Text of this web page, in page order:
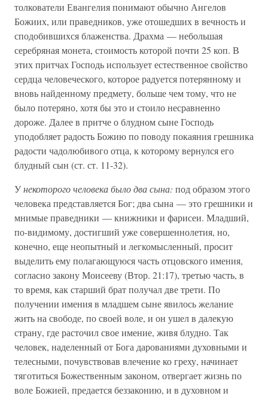
толкователи Евангелия понимают обычно Ангелов
Божиих, или праведников, уже отошедших в вечность и
сподобившихся блаженства. Драхма — небольшая
серебряная монета, стоимость которой почти 25 коп. В
этих притчах Господь использует естественное свойство
сердца человеческого, которое радуется потерянному и
вновь найденному предмету, больше чем тому, что не
было потеряно, хотя бы это и стоило несравненно
дороже. Далее в притче о блудном сыне Господь
уподобляет радость Божию по поводу покаяния грешника
радости чадолюбивого отца, к которому вернулся его
блудный сын (ст. ст. 11-32).
Унекоторого человека было два сына: под образом этого
человека представляется Бог; два сына — это грешники и
мнимые праведники — книжники и фарисеи. Младший,
по-видимому, достигший уже совершеннолетия, но,
конечно, еще неопытный и легкомысленный, просит
выделить ему полагающуюся часть отцовского имения,
согласно закону Моисееву (Втор. 21:17), третью часть, в
то время, как старший брат получал две трети. По
получении имения в младшем сыне явилось желание
жить на свободе, по своей воле, и он ушел в далекую
страну, где расточил свое имение, живя блудно. Так
человек, наделенный от Бога дарованиями духовными и
телесными, почувствовав влечение ко греху, начинает
тяготиться Божественным законом, отвергает жизнь по
воле Божией, предается беззаконию, и в духовном и